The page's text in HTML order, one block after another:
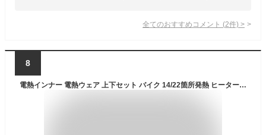
全てのおすすめコメント (2件) >
8
電熱インナー 電熱ウェア 上下セット バイク 14/22箇所発熱 ヒーター付き 85%コットン 綿 USB給電式 男女兼用 3段階温度 スマホ操作 日本製ヒーター 電熱インナーウェア メンズ レディース ワークマン 作業着 防寒着 防寒グッズ 防寒対策 釣り 屋外作業 極暖インナー